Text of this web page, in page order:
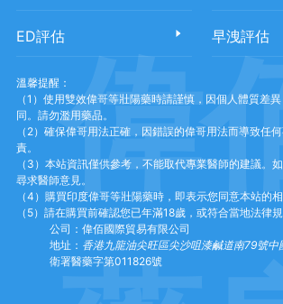
ED評估 早洩評估
溫馨提醒：
（1）使用雙效偉哥等壯陽藥時請謹慎，因個人體質差
同。請勿濫用藥品。
（2）確保偉哥用法正確，因錯誤的偉哥用法而導致任
責。
（3）本站資訊僅供參考，不能取代專業醫師的建議。
尋求醫師意見。
（4）購買印度偉哥等壯陽藥時，即表示您同意本站的
（5）請在購買前確認您已年滿18歲，或符合當地法律規
公司：偉佰國際貿易有限公司
地址： 香港九龍油尖旺區尖沙咀漆鹹道南79號中
衛署醫藥字第011826號
偉